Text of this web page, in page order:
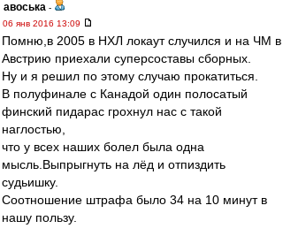
авоська -
06 янв 2016 13:09
Помню,в 2005 в НХЛ локаут случился и на ЧМ в
Австрию приехали суперсоставы сборных.
Ну и я решил по этому случаю прокатиться.
В полуфинале с Канадой один полосатый
финский пидарас грохнул нас с такой
наглостью,
что у всех наших болел была одна
мысль.Выпрыгнуть на лёд и отпиздить
судьишку.
Соотношение штрафа было 34 на 10 минут в
нашу пользу.